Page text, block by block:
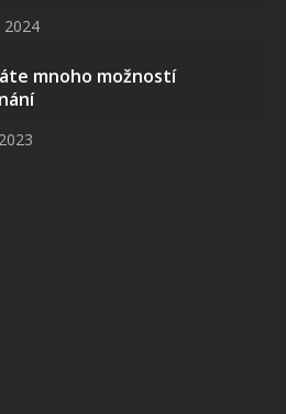
2024
mnoho možností